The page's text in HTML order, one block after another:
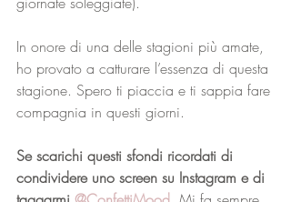
In onore di una delle stagioni più amate,
ho provato a catturare l’essenza di questa
stagione. Spero ti piaccia e ti sappia fare
compagnia in questi giorni.
Se scarichi questi sfondi ricordati di
condividere uno screen su Instagram e di